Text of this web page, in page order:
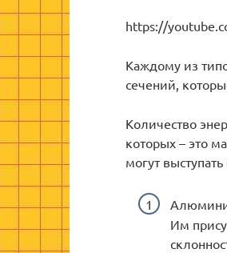
https://
Каждому из
сечений,
Количество
которых – это
могут
Им